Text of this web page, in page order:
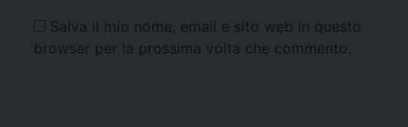
Salva il mio nome, email e sito web in questo
browser per la prossima volta che commento.